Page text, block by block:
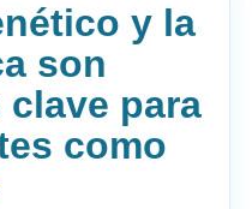
y la
son
clave para
como